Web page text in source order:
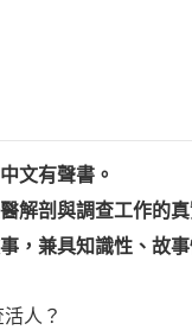
文有聲書。
解剖與調查工作的真
，兼具知識性、故事
人？